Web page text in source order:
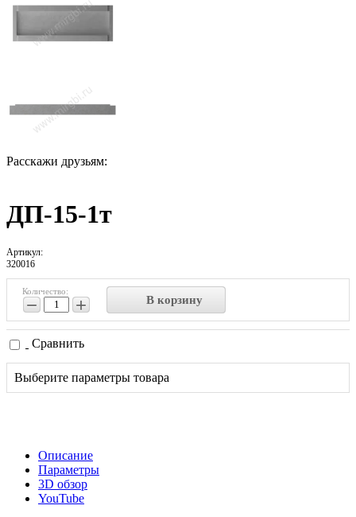
Расскажи друзьям:
ДП-15-1т
Артикул:
320016
Количество:
− + В корзину
Сравнить
Выберите параметры товара
Описание
Параметры
3D обзор
YouTube